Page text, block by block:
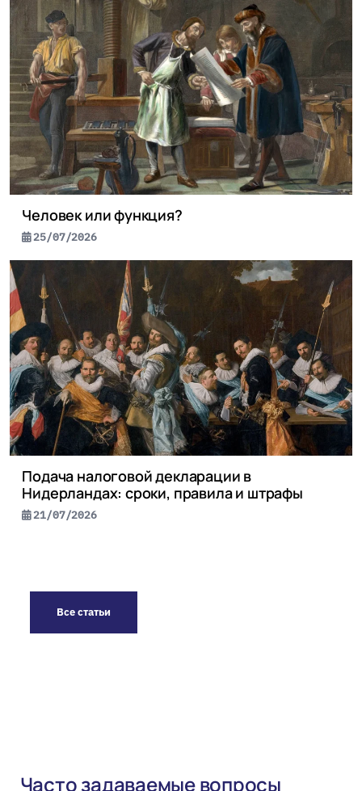
Человек или функция?
25/07/2026
Подача налоговой декларации в
Нидерландах: сроки, правила и штрафы
21/07/2026
Все статьи
Часто задаваемые вопросы